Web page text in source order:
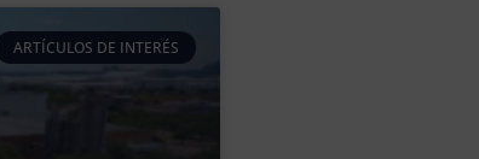
ARTÍCULOS DE INTERÉS